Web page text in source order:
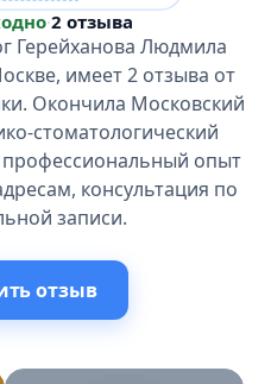
·2 отзыва
Герейханова Людмила
имеет 2 отзыва от
Окончила Московский
стоматологический
профессиональный опыт
консультация по
записи.
отзыв